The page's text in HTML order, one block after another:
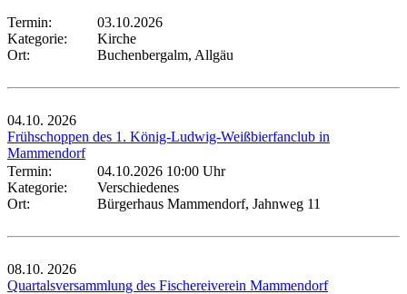
Termin:
03.10.2026
Kategorie:
Kirche
Ort:
Buchenbergalm, Allgäu
04.10. 2026
Frühschoppen des 1. König-Ludwig-Weißbierfanclub in
Mammendorf
Termin:
04.10.2026 10:00 Uhr
Kategorie:
Verschiedenes
Ort:
Bürgerhaus Mammendorf, Jahnweg 11
08.10. 2026
Quartalsversammlung des Fischereiverein Mammendorf